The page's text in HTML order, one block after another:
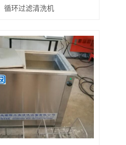
循环过滤清洗机